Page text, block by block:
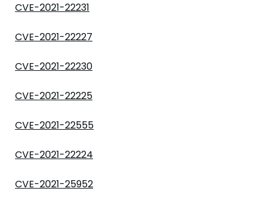
CVE-2021-22231
CVE-2021-22227
CVE-2021-22230
CVE-2021-22225
CVE-2021-22555
CVE-2021-22224
CVE-2021-25952